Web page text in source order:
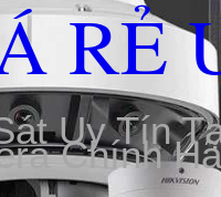
RẺ
Uy Tín
Chính